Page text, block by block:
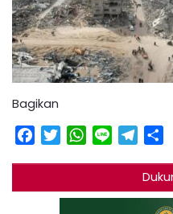
Bagikan
Facebook
TwitterWhatsApp
Line